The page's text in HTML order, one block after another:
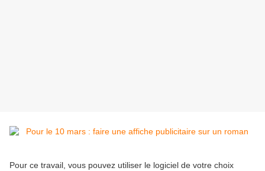
Pour ce travail, vous pouvez utiliser le logiciel de votre choix